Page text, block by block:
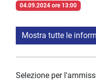
04.09.2024 ore 13:00
Mostra tutte le
Selezione per